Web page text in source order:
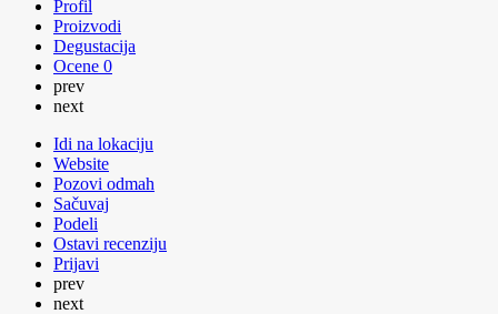
Profil
Proizvodi
Degustacija
Ocene 0
prev
next
Idi na lokaciju
Website
Pozovi odmah
Sačuvaj
Podeli
Ostavi recenziju
Prijavi
prev
next